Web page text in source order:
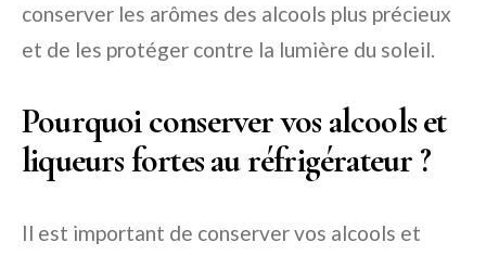
conserver les arômes des alcools plus précieux
et de les protéger contre la lumière du soleil.
Pourquoi conserver vos alcools et
liqueurs fortes au réfrigérateur ?
Il est important de conserver vos alcools et